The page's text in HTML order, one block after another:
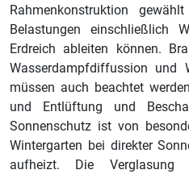
Rahmenkonstruktion
Belastungen einschließlich
Erdreich ableiten können.
Wasserdampfdiffussion und
müssen auch beachtet
und Entlüftung und
Sonnenschutz ist von
Wintergarten bei direkter
aufheizt. Die Verglasung